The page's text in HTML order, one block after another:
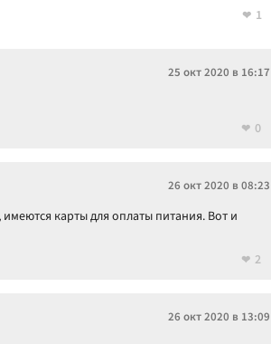
1
25 окт 2020 в 16:17
0
26 окт 2020 в 08:23
карты для оплаты питания. Вот и
2
26 окт 2020 в 13:09